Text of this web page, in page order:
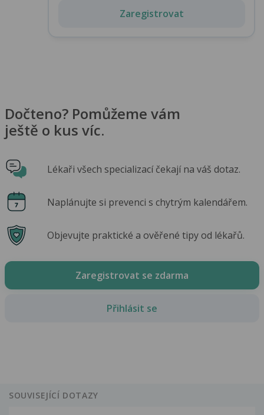
Zaregistrovat
Dočteno? Pomůžeme vám
ještě o kus víc.
Lékaři všech specializací čekají na váš dotaz.
Naplánujte si prevenci s chytrým kalendářem.
Objevujte praktické a ověřené tipy od lékařů.
Zaregistrovat se zdarma
Přihlásit se
SOUVISEJÍCÍ DOTAZY